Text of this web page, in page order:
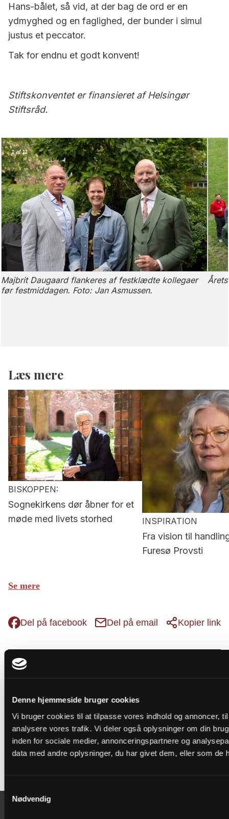
Denne hjemmeside bruger cookies
Vi bruger cookies til at tilpasse vores indhold og annoncer,
analysere vores trafik. Vi deler også oplysninger om din
inden for sociale medier, annonceringspartnere og
data med andre oplysninger, du har givet dem, eller som de
Nødvendig
Hans-bålet, så vid, at der bag de ord er en
ydmyghed og en faglighed, der bunder i simul
justus et peccator.
Tak for endnu et godt konvent!
Stiftskonventet er finansieret af Helsingør
Stiftsråd.
Majbrit Daugaard flankeres af festklædte kollegaer
før festmiddagen. Foto: Jan Asmussen.
1af 11
1af 11
Læs mere
BISKOPPEN:
Sognekirkens dør åbner for et
møde med livets storhed
INSPIRATION
Fra vision til
Furesø Provsti
Se mere
Del på facebook Del på email Kopier link
Tilmeld dig vores
nyhedsbrev
Tilmeld